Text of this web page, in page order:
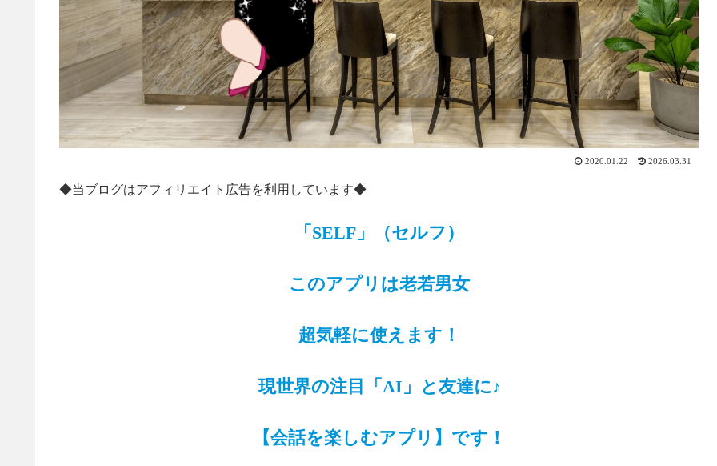
2020.01.22 2026.03.31
◆当ブログはアフィリエイト広告を利用しています◆
「SELF」（セルフ）
このアプリは老若男女
超気軽に使えます！
現世界の注目「AI」と友達に♪
【会話を楽しむアプリ】です！